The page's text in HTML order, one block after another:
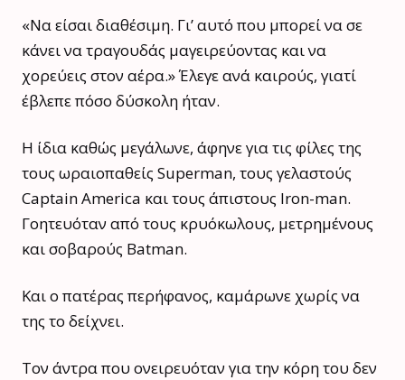
«Να είσαι διαθέσιμη. Γι’ αυτό που μπορεί να σε
κάνει να τραγουδάς μαγειρεύοντας και να
χορεύεις στον αέρα.» Έλεγε ανά καιρούς, γιατί
έβλεπε πόσο δύσκολη ήταν.
Η ίδια καθώς μεγάλωνε, άφηνε για τις φίλες της
τους ωραιοπαθείς Superman, τους γελαστούς
Captain America και τους άπιστους Iron-man.
Γοητευόταν από τους κρυόκωλους, μετρημένους
και σοβαρούς Batman.
Και ο πατέρας περήφανος, καμάρωνε χωρίς να
της το δείχνει.
Τον άντρα που ονειρευόταν για την κόρη του δεν